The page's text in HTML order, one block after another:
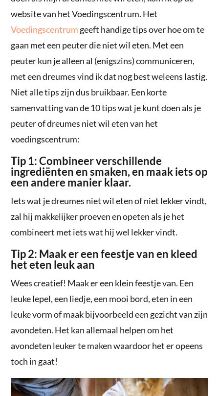
website van het Voedingscentrum. Het
Voedingscentrum geeft handige tips over hoe om te
gaan met een peuter die niet wil eten. Met een
peuter kun je alleen al (enigszins) communiceren,
met een dreumes vind ik dat nog best weleens lastig.
Niet alle tips zijn dus bruikbaar. Een korte
samenvatting van de 10 tips wat je kunt doen als je
peuter of dreumes niet wil eten van het
voedingscentrum:
Tip 1: Combineer verschillende
ingrediënten en smaken, en maak iets op
een andere manier klaar.
Iets wat je dreumes niet wil eten of niet lekker vindt,
zal hij makkelijker proeven en opeten als je het
combineert met iets wat hij wel lekker vindt.
Tip 2: Maak er een feestje van en kleed
het eten leuk aan
Wees creatief! Maak er een klein feestje van. Een
leuke lepel, een liedje, een mooi bord, eten in een
leuke vorm of maak bijvoorbeeld een gezicht van zijn
avondeten. Het kan allemaal helpen om het
avondeten leuker te maken waardoor het er opeens
toch in gaat!